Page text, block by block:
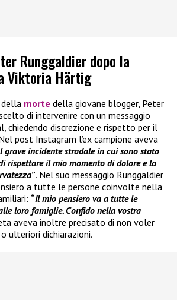
Runggaldier dopo la
Viktoria Härtig
della morte della giovane blogger, Peter
di intervenire con un messaggio
chiedendo discrezione e rispetto per il
post Instagram l’ex campione aveva
grave incidente stradale in cui sono stato
rispettare il mio momento di dolore e la
”. Nel suo messaggio Runggaldier
a tutte le persone coinvolte nella
“Il mio pensiero va a tutte le
loro famiglie. Confido nella vostra
aveva inoltre precisato di non voler
ulteriori dichiarazioni.